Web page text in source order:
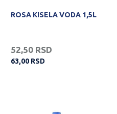
ROSA KISELA VODA 1,5L
52,50 RSD
63,00 RSD